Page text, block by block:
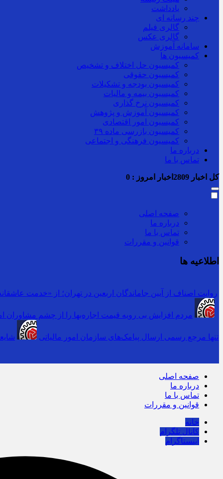
یادداشت
چند رسانه ای
گالری فیلم
گالری عکس
سامانه آموزش
کمیسیون ها
کمیسیون حل اختلاف و تشخیص
کمیسیون حقوقی
کمیسیون بودجه و تشکیلات
کمیسیون بیمه و مالیات
کمیسیون نرخ گذاری
کمیسیون آموزش و پژوهش
کمیسیون امور اقتصادی
کمیسیون بازرسی ماده ۳۹
کمیسیون فرهنگی و اجتماعی
درباره ما
تماس با ما
کل اخبار اخبار امروز : 0
صفحه اصلی
درباره ما
تماس با ما
قوانین و مقررات
اطلاعیه ها
روایت اصناف از آیین جاماندگان اربعین در تهران؛ از «خدمت
مردم افزایش بی رویه قیمت اجاره‌بها را از چشم مشاوران
سرشماره «MALIAT» تنها مرجع رسمی ارسال پیامک‌های سازمان امور مالیاتی
صفحه اصلی
درباره ما
تماس با ما
قوانین و مقررات
خانه
کانال تلگرام
اینستاگرام